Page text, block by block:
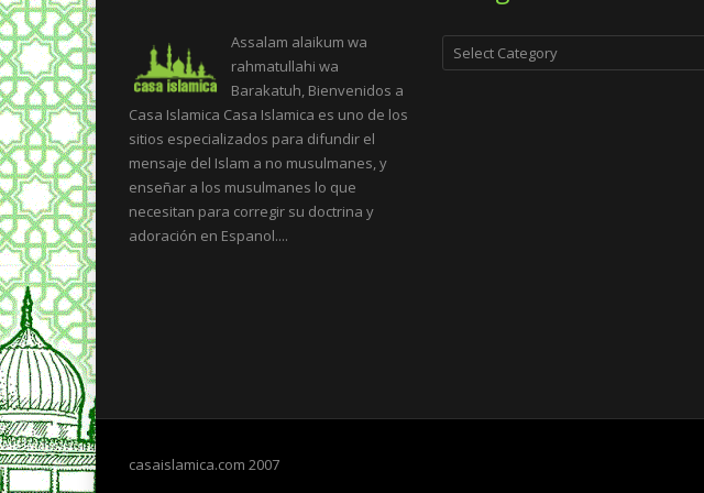
Assalam alaikum wa
rahmatullahi wa
Barakatuh, Bienvenidos a
Casa Islamica Casa Islamica es uno de los
sitios especializados para difundir el
mensaje del Islam a no musulmanes, y
enseñar a los musulmanes lo que
necesitan para corregir su doctrina y
adoración en Espanol....
Categories
casaislamica.com 2007